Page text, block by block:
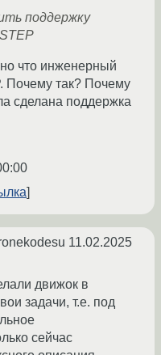
поддержку
что инженерный
Почему так? Почему
сделана поддержка
11.02.2025
движок в
задачи, т.е. под
сейчас